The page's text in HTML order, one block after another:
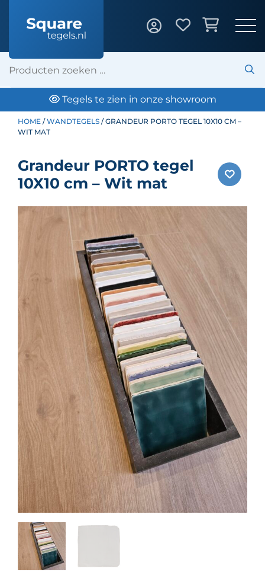
Tegels te zien in onze showroom
HOME /WANDTEGELS / GRANDEUR PORTO TEGEL 10X10 CM –
WIT MAT
Grandeur PORTO tegel
10X10 cm – Wit mat